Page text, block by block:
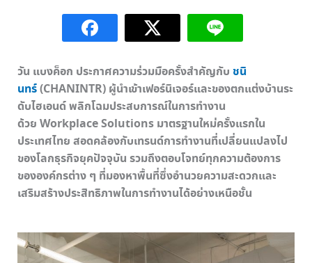
วัน แบงค็อก ประกาศความร่วมมือครั้งสำคัญกับ ชนิ
นทร์(CHANINTR) ผู้นำเข้าเฟอร์นิเจอร์และของตกแต่งบ้านระ
ดับไฮเอนด์ พลิกโฉมประสบการณ์ในการทำงาน
ด้วย Workplace Solutions มาตรฐานใหม่ครั้งแรกใน
ประเทศไทย สอดคล้องกับเทรนด์การทำงานที่เปลี่ยนแปลงไป
ของโลกธุรกิจยุคปัจจุบัน รวมถึงตอบโจทย์ทุกความต้องการ
ขององค์กรต่าง ๆ ที่มองหาพื้นที่ซึ่งอำนวยความสะดวกและ
เสริมสร้างประสิทธิภาพในการทำงานได้อย่างเหนือชั้น